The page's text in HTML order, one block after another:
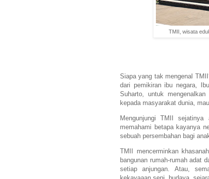
TMII, wisata
Siapa yang tak mengenal
dari pemikiran ibu negara,
Suharto, untuk
kepada masyarakat dunia,
Mengunjungi TMII
memahami betapa kayanya
sebuah persembahan bagi
TMII mencerminkan
bangunan rumah-rumah adat
setiap anjungan. Atau,